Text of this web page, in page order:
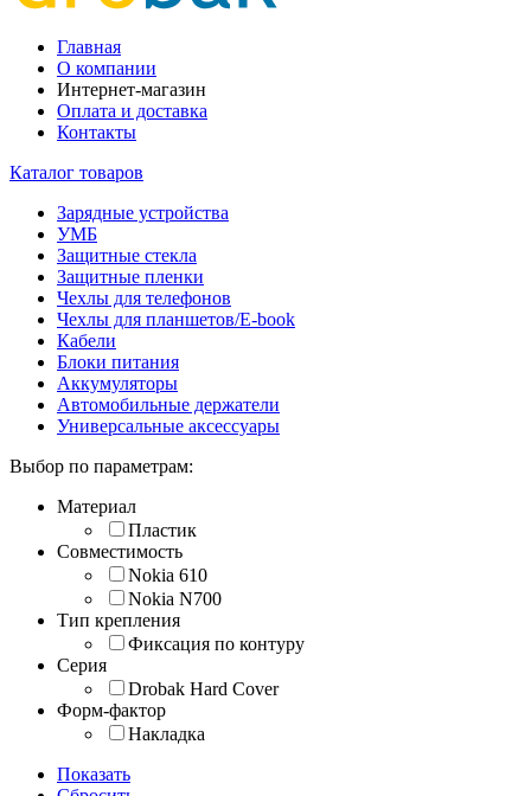
Главная
О компании
Интернет-магазин
Оплата и доставка
Контакты
Каталог товаров
Зарядные устройства
УМБ
Защитные стекла
Защитные пленки
Чехлы для телефонов
Чехлы для планшетов/E-book
Кабели
Блоки питания
Аккумуляторы
Автомобильные держатели
Универсальные аксессуары
Выбор по параметрам:
Материал
Пластик
Совместимость
Nokia 610
Nokia N700
Тип крепления
Фиксация по контуру
Серия
Drobak Hard Cover
Форм-фактор
Накладка
Показать